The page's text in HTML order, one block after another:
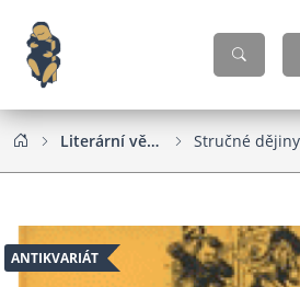
Literární věda
ANTIKVARIÁT